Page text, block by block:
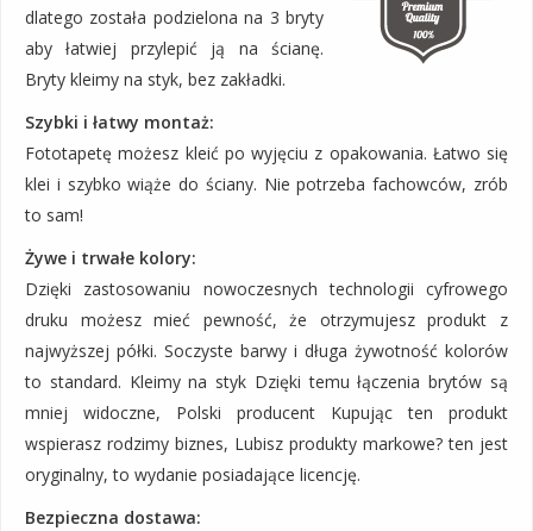
dlatego została podzielona na 3 bryty
aby łatwiej przylepić ją na ścianę.
Bryty kleimy na styk, bez zakładki.
Szybki i łatwy montaż:
Fototapetę możesz kleić po wyjęciu z opakowania. Łatwo się
klei i szybko wiąże do ściany. Nie potrzeba fachowców, zrób
to sam!
Żywe i trwałe kolory:
Dzięki zastosowaniu nowoczesnych technologii cyfrowego
druku możesz mieć pewność, że otrzymujesz produkt z
najwyższej półki. Soczyste barwy i długa żywotność kolorów
to standard. Kleimy na styk Dzięki temu łączenia brytów są
mniej widoczne, Polski producent Kupując ten produkt
wspierasz rodzimy biznes, Lubisz produkty markowe? ten jest
oryginalny, to wydanie posiadające licencję.
Bezpieczna dostawa: